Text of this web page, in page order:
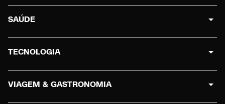
SAÚDE
TECNOLOGIA
VIAGEM & GASTRONOMIA